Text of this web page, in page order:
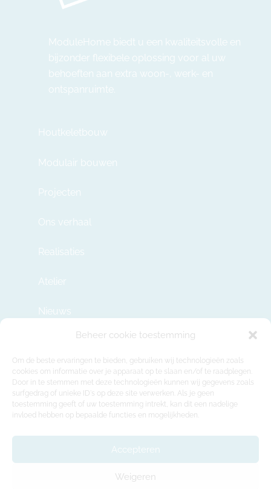
Beheer cookie toestemming
Om de beste ervaringen te bieden, gebruiken wij technologieën zoals
cookies om informatie over je apparaat op te slaan en/of te raadplegen.
Door in te stemmen met deze technologieën kunnen wij gegevens zoals
surfgedrag of unieke ID's op deze site verwerken. Als je geen
toestemming geeft of uw toestemming intrekt, kan dit een nadelige
invloed hebben op bepaalde functies en mogelijkheden.
Accepteren
Weigeren
ModuleHome biedt u een kwaliteitsvolle en
bijzonder flexibele oplossing voor al uw
behoeften aan extra woon-, werk- en
ontspanruimte.
Houtkeletbouw
Modulair bouwen
Projecten
Ons verhaal
Realisaties
Atelier
Nieuws
info@modulehome.be
+32 2 669 36 50
Productie-atelier en showroom
Rue de la Déportation 218, 1480 Tubeke